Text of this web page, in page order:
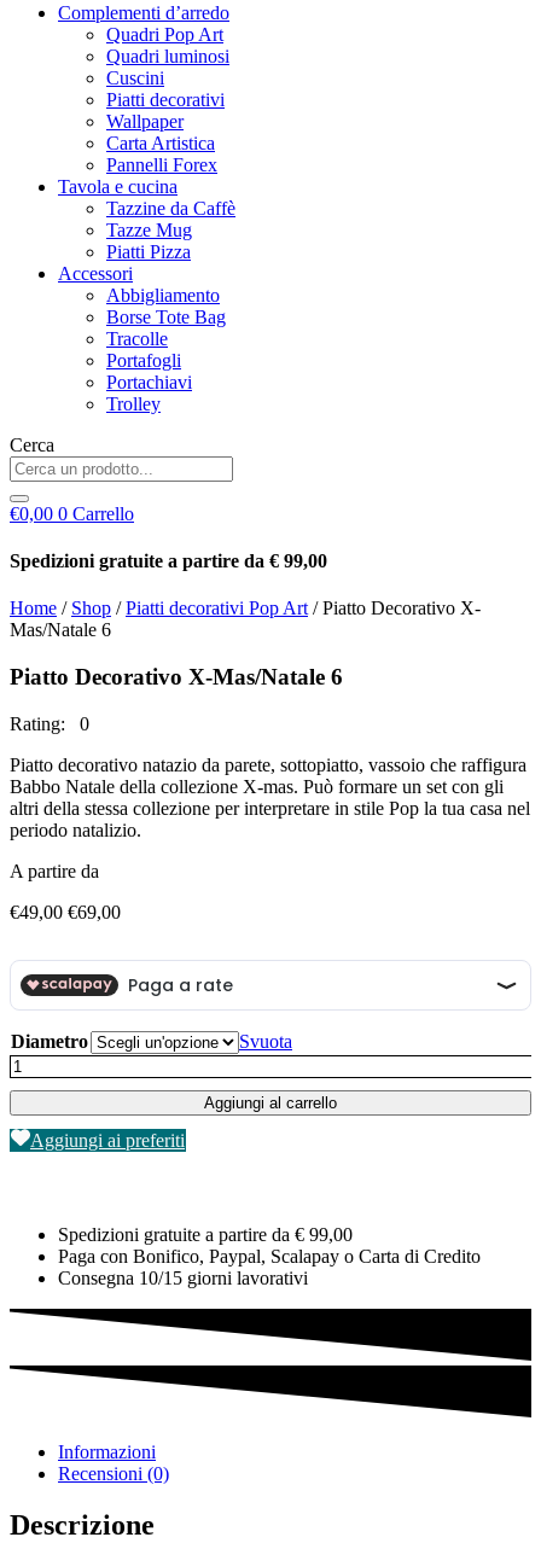
Complementi d’arredo
Quadri Pop Art
Quadri luminosi
Cuscini
Piatti decorativi
Wallpaper
Carta Artistica
Pannelli Forex
Tavola e cucina
Tazzine da Caffè
Tazze Mug
Piatti Pizza
Accessori
Abbigliamento
Borse Tote Bag
Tracolle
Portafogli
Portachiavi
Trolley
Cerca
€0,00 0 Carrello
Spedizioni gratuite a partire da € 99,00
Home / Shop /Piatti decorativi Pop Art / Piatto Decorativo X-
Mas/Natale 6
Piatto Decorativo X-Mas/Natale 6
Rating: 0
Piatto decorativo natazio da parete, sottopiatto, vassoio che raffigura
Babbo Natale della collezione X-mas. Può formare un set con gli
altri della stessa collezione per interpretare in stile Pop la tua casa nel
periodo natalizio.
A partire da
€49,00 €69,00Fascia
da
€49,00
€69,00
Diametro
Svuota
Piatto
Decorativo
X-
Mas/Natale
6
Aggiungi al carrello
Aggiungi ai preferiti
Spedizioni gratuite a partire da € 99,00
Paga con Bonifico, Paypal, Scalapay o Carta di Credito
Consegna 10/15 giorni lavorativi
Informazioni
Recensioni (0)
Descrizione